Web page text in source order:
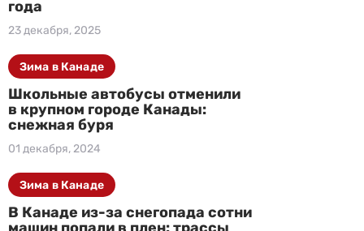
года
23 декабря, 2025
Школьные автобусы отменили
в крупном городе Канады:
снежная буря
01 декабря, 2024
Зима в Канаде
В Канаде из-за снегопада сотни
Зима в Канаде